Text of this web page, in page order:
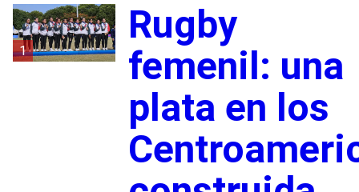
1
Rugby
femenil: una
plata en los